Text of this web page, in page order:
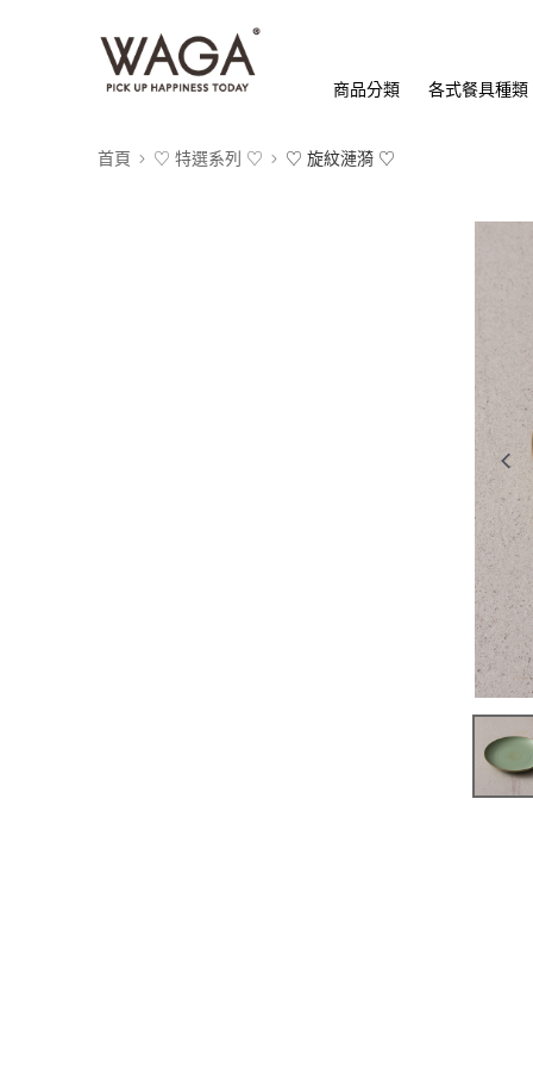
商品分類 各式餐具種類
首頁 ♡ 特選系列 ♡ ♡ 旋紋漣漪 ♡